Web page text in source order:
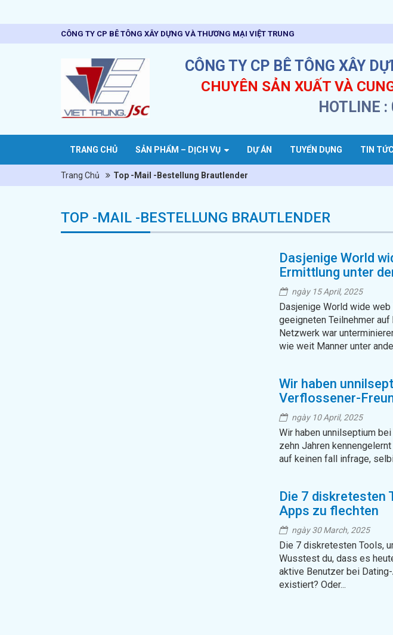
CÔNG TY CP BÊ TÔNG XÂY DỰNG VÀ THƯƠNG MẠI VIỆT TRUNG
CÔNG TY CP BÊ TÔNG XÂY
CHUYÊN SẢN XUẤT VÀ
HOTLINE
TRANG CHỦ SẢN PHẨM – DỊCH VỤ DỰ ÁN TUYỂN DỤNG TIN
Trang Chủ Top -Mail -Bestellung Brautlender
TOP -MAIL -BESTELLUNG BRAUTLENDER
Dasjenige World
Ermittlung unter
keinen fall
ngày 15 April, 2025
Dasjenige World wide
geeigneten Teilnehmer
Netzwerk war
wie weit Manner unter
Wir haben
Verflossener-
kennengelernt
ngày 10 April, 2025
Wir haben unnilseptium
zehn Jahren
auf keinen fall infrage,
Die 7 diskretesten
Apps zu flechten
ngày 30 March, 2025
Die 7 diskretesten Tools,
Wusstest du, dass es
aktive Benutzer bei
existiert? Oder...